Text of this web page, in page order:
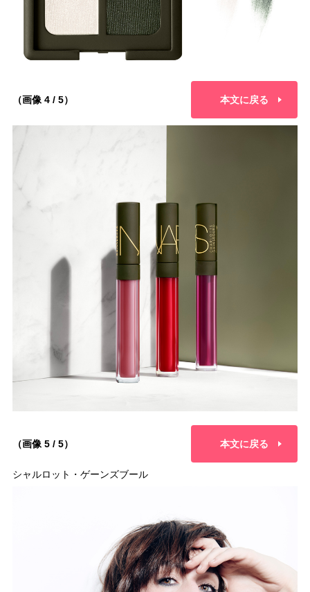
（画像 4 / 5） 本文に戻る
（画像 5 / 5） 本文に戻る
シャルロット・ゲーンズブール